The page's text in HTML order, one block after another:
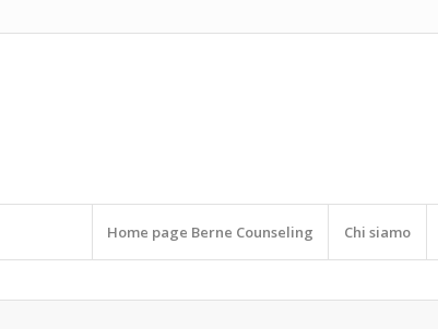
Home page Berne Counseling Chi siamo